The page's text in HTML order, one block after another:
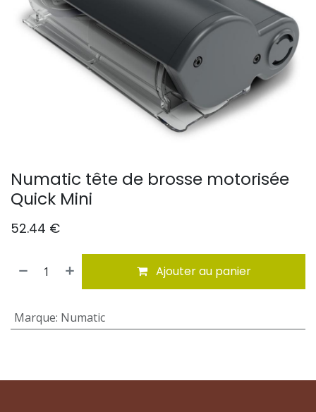
Numatic tête de brosse motorisée
Quick Mini
52.44 €
Ajouter au panier
Marque: Numatic